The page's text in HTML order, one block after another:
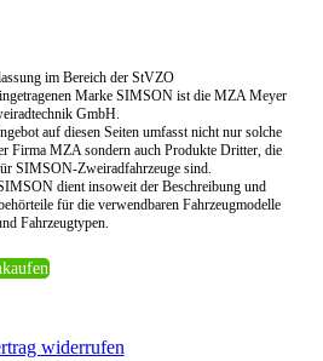
im Bereich der StVZO
Marke SIMSON ist die MZA Meyer
GmbH.
auf diesen Seiten umfasst nicht nur solche
Firma MZA sondern auch Produkte Dritter, die
SIMSON-Zweiradfahrzeuge sind.
dient insoweit der Beschreibung und
für die verwendbaren Fahrzeugmodelle
Fahrzeugtypen.
widerrufen